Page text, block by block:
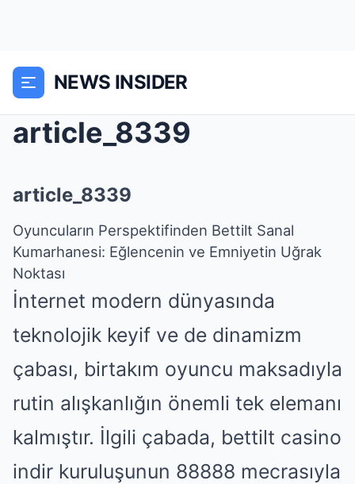
NEWS INSIDER
article_8339
article_8339
Oyuncuların Perspektifinden Bettilt Sanal
Kumarhanesi: Eğlencenin ve Emniyetin Uğrak
Noktası
İnternet modern dünyasında
teknolojik keyif ve de dinamizm
çabası, birtakım oyuncu maksadıyla
rutin alışkanlığın önemli tek elemanı
kalmıştır. İlgili çabada, bettilt casino
indir kuruluşunun 88888 mecrasıyla